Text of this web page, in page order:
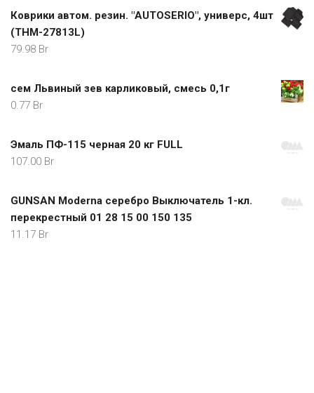
Коврики автом. резин. "AUTOSERIO", универс, 4шт
(ТНМ-27813L)
79.98 Br
сем Львиный зев карликовый, смесь 0,1г
0.77 Br
Эмаль ПФ-115 черная 20 кг FULL
107.00 Br
GUNSAN Moderna серебро Выключатель 1-кл.
перекрестный 01 28 15 00 150 135
11.17 Br